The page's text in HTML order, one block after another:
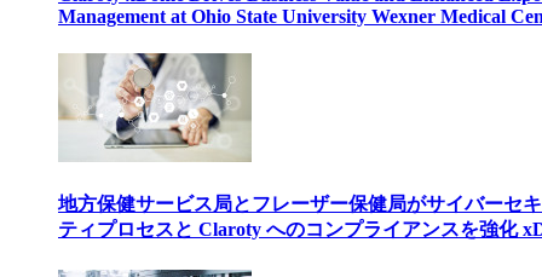
Management at Ohio State University Wexner Medical
地方保健サービス局とフレーザー保健局がサイバーセ
ティプロセスと Claroty へのコンプライアンスを強化